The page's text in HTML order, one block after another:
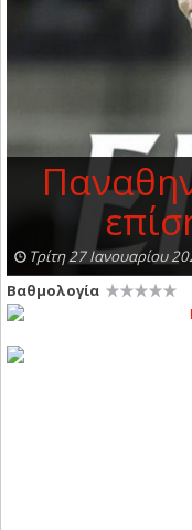
Τρίτη 27 Ιανουαρίου
Βαθμολογία